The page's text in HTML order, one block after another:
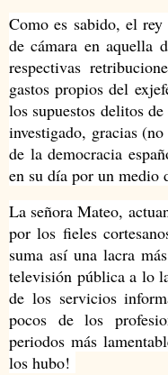
Como es sabido, el
de cámara en aquella
respectivas
gastos propios del
los supuestos delitos
investigado, gracias
de la democracia
en su día por un medio
La señora Mateo,
por los fieles
suma así una lacra
televisión pública a lo
de los servicios
pocos de los
periodos más
los hubo!